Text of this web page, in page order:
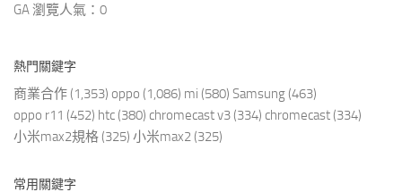
GA 瀏覽人氣：0
熱門關鍵字
商業合作 (1,353) oppo (1,086) mi (580) Samsung (463)
oppo r11 (452) htc (380) chromecast v3 (334) chromecast (334)
小米max2規格 (325) 小米max2 (325)
常用關鍵字